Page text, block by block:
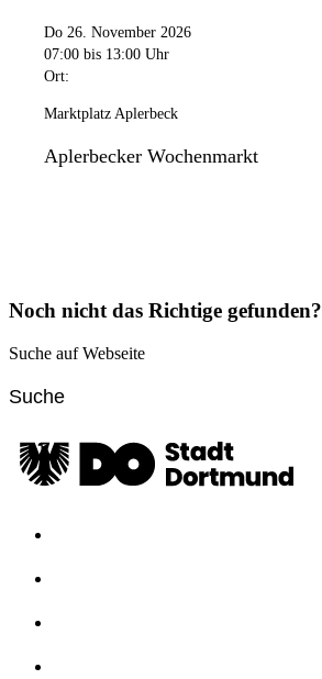
Do 26. November 2026
07:00 bis 13:00 Uhr
Ort:
Marktplatz Aplerbeck
Aplerbecker Wochenmarkt
Noch nicht das Richtige gefunden?
Suche auf Webseite